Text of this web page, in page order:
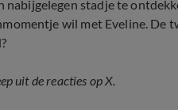
stadje te
wil met Eveline. De
uit de reacties op X.